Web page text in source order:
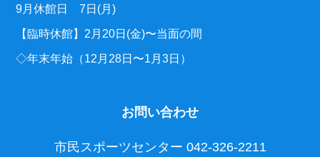
9月休館日 7日(月)
【臨時休館】2月20日(金)〜当面の間
◇年末年始（12月28日〜1月3日）
お問い合わせ
市民スポーツセンター 042-326-2211